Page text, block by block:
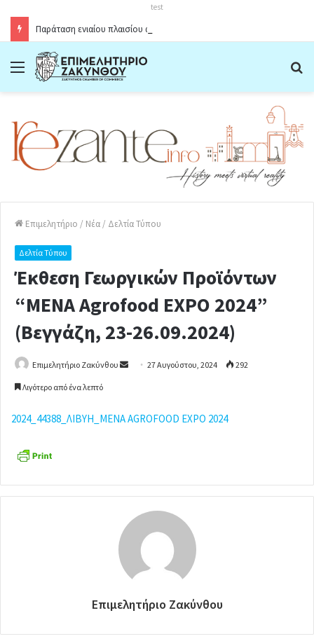
test
Menu
Επιμελητήριο / Νέα / Δελτία Τύπου
Δελτία Τύπου
Έκθεση Γεωργικών Προϊόντων
“MENA Agrofood EXPO 2024”
(Βεγγάζη, 23-26.09.2024)
Επιμελητήριο Ζακύνθου
d
a
27 Αυγούστου, 2024 292
Λιγότερο από ένα λεπτό
2024_44388_ΛΙΒΥΗ_MENA AGROFOOD EXPO 2024
Επιμελητήριο Ζακύνθου